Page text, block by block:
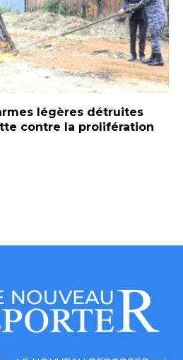
légères détruites
contre la prolifération